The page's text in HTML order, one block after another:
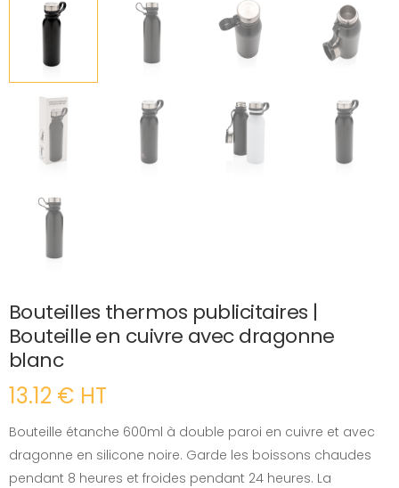
Bouteilles thermos publicitaires |
Bouteille en cuivre avec dragonne
blanc
13.12 € HT
Bouteille étanche 600ml à double paroi en cuivre et avec
dragonne en silicone noire. Garde les boissons chaudes
pendant 8 heures et froides pendant 24 heures. La